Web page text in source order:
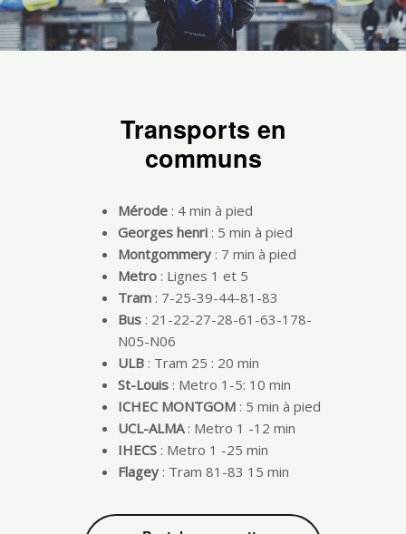
Transports en
communs
Mérode : 4 min à pied
Georges henri : 5 min à pied
Montgommery : 7 min à pied
Metro : Lignes 1 et 5
Tram : 7-25-39-44-81-83
Bus : 21-22-27-28-61-63-178-
N05-N06
ULB : Tram 25 : 20 min
St-Louis : Metro 1-5: 10 min
ICHEC MONTGOM : 5 min à pied
UCL-ALMA: Metro 1 -12 min
IHECS : Metro 1 -25 min
Flagey : Tram 81-83 15 min